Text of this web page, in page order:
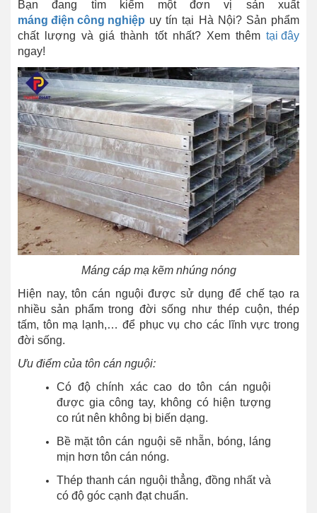
Bạn đang tìm kiếm một đơn vị sản xuất
máng điện công nghiệp uy tín tại Hà Nội? Sản phẩm
chất lượng và giá thành tốt nhất? Xem thêm tại đây
ngay!
Máng cáp mạ kẽm nhúng nóng
Hiện nay, tôn cán nguội được sử dụng để chế tạo ra
nhiều sản phẩm trong đời sống như thép cuộn, thép
tấm, tôn mạ lạnh,… để phục vụ cho các lĩnh vực trong
đời sống.
Ưu điểm của tôn cán nguội:
Có độ chính xác cao do tôn cán nguội
được gia công tay, không có hiện tượng
co rút nên không bị biến dạng.
Bề mặt tôn cán nguội sẽ nhẵn, bóng, láng
mịn hơn tôn cán nóng.
Thép thanh cán nguội thẳng, đồng nhất và
có độ góc cạnh đạt chuẩn.